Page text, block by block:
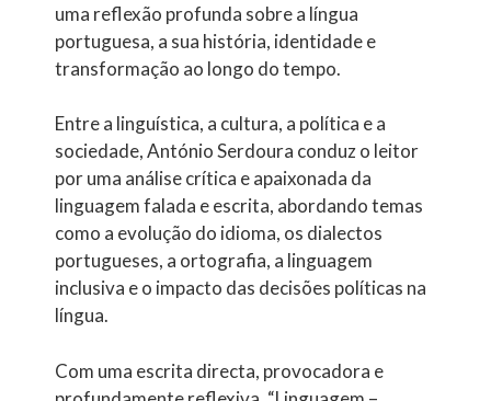
uma reflexão profunda sobre a língua
portuguesa, a sua história, identidade e
transformação ao longo do tempo.
Entre a linguística, a cultura, a política e a
sociedade, António Serdoura conduz o leitor
por uma análise crítica e apaixonada da
linguagem falada e escrita, abordando temas
como a evolução do idioma, os dialectos
portugueses, a ortografia, a linguagem
inclusiva e o impacto das decisões políticas na
língua.
Com uma escrita directa, provocadora e